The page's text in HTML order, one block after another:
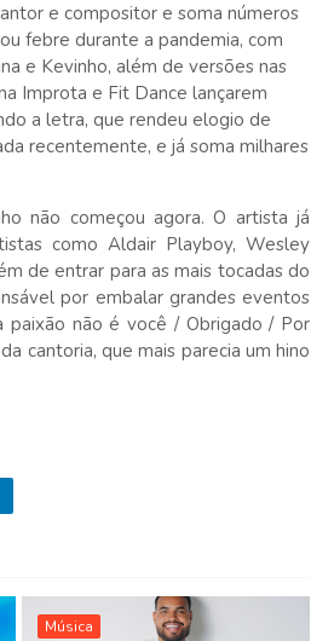
e compositor e soma números
febre durante a pandemia, com
e Kevinho, além de versões nas
Improta e Fit Dance lançarem
a letra, que rendeu elogio de
recentemente, e já soma milhares
não começou agora. O artista já
como Aldair Playboy, Wesley
de entrar para as mais tocadas do
por embalar grandes eventos
paixão não é você / Obrigado / Por
cantoria, que mais parecia um hino
Música